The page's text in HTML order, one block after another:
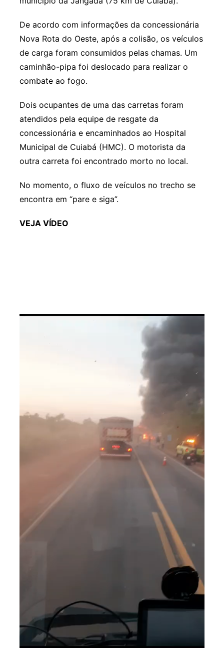
De acordo com informações da concessionária
Nova Rota do Oeste, após a colisão, os veículos
de carga foram consumidos pelas chamas. Um
caminhão-pipa foi deslocado para realizar o
combate ao fogo.
Dois ocupantes de uma das carretas foram
atendidos pela equipe de resgate da
concessionária e encaminhados ao Hospital
Municipal de Cuiabá (HMC). O motorista da
outra carreta foi encontrado morto no local.
No momento, o fluxo de veículos no trecho se
encontra em “pare e siga”.
VEJA VÍDEO